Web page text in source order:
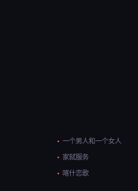
一个男人和一个女人
家弑服务
喀什恋歌